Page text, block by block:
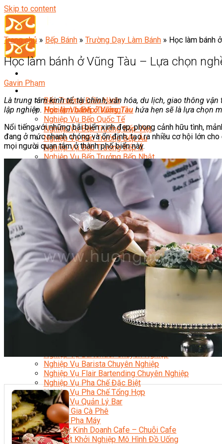
Skip to content
Bếp Trưởng Điều Hành
Nghiệp Vụ Bếp Trưởng
Nghiệp Vụ Bếp Quốc Tế
Nghiệp Vụ Bếp Trưởng Bếp Việt
Nghiệp Vụ Bếp Trưởng Bếp Âu
Nghiệp Vụ Bếp Trưởng Bếp Á
Nghiệp Vụ Bếp Trưởng Bếp Nhật
Nghiệp Vụ Bếp Trưởng Bếp Hoa
Nghiệp Vụ Bếp Hàn
Nghiệp Vụ Bếp Thái
Nghiệp Vụ Bếp Chay
Nghiệp Vụ Quản Lý Bếp
Nghiệp Vụ Cấp Dưỡng
Nghiệp Vụ Bếp Phụ
Điểm Tâm Hồng Kông
Eat Clean
Food Stylist
Master Class
Bếp Gia Đình
Học Nấu Ăn Mở Quán
Chuyên Đề Bếp Nóng
Khởi Sự Kinh Doanh Ngành F&B
Khởi Sự Kinh Doanh Nhà Hàng
Bí Quyết Kinh Doanh và Vận Hành Mô Hình Ẩm Thực
Video Dạy Nấu Ăn
Pha Chế
Nghiệp Vụ Bartender Chuyên Nghiệp
Nghiệp Vụ Barista Chuyên Nghiệp
Nghiệp Vụ Flair Bartending Chuyên Nghiệp
Nghiệp Vụ Pha Chế Đặc Biệt
Nghiệp Vụ Pha Chế Tổng Hợp
Nghiệp Vụ Quản Lý Bar
Chuyên Gia Cà Phê
Cà Phê Pha Máy
Khởi Sự Kinh Doanh Cafe – Chuỗi Cafe
Bí Quyết Khởi Nghiệp Mô Hình Đồ Uống
Trang chủ » Bếp Bánh » Trường Dạy Làm Bánh » Học làm bánh
Học làm bánh ở Vũng Tàu – Lựa chọn
Gavin Phạm
Là trung tâm kinh tế, tài chính, văn hóa, du lịch, giao thông
lập nghiệp. Học làm bánh ở Vũng Tàu hứa hẹn sẽ là lựa chọn
Nổi tiếng với những bãi biển xinh đẹp, phong cảnh hữu tình,
đang ở mức nhanh chóng và ổn định, tạo ra nhiều cơ hội lớn
mọi người quan tâm ở thành phố biển này.